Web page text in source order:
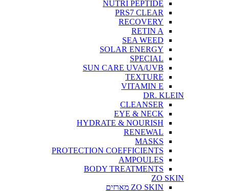
NUTRI PEPTIDE
PRS7 CLEAR
RECOVERY
RETIN A
SEA WEED
SOLAR ENERGY
SPECIAL
SUN CARE UVA/UVB
TEXTURE
VITAMIN E
DR. KLEIN
CLEANSER
EYE & NECK
HYDRATE & NOURISH
RENEWAL
MASKS
PROTECTION COEFFICIENTS
AMPOULES
BODY TREATMENTS
ZO SKIN
ZO SKIN מארזים